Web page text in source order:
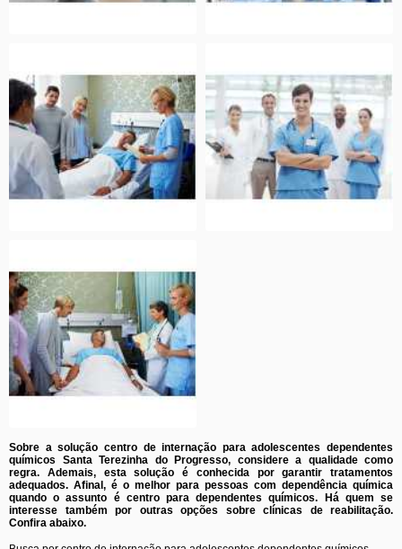
Sobre a solução centro de internação para adolescentes dependentes
químicos Santa Terezinha do Progresso, considere a qualidade como
regra. Ademais, esta solução é conhecida por garantir tratamentos
adequados. Afinal, é o melhor para pessoas com dependência química
quando o assunto é centro para dependentes químicos. Há quem se
interesse também por outras opções sobre clínicas de reabilitação.
Confira abaixo.